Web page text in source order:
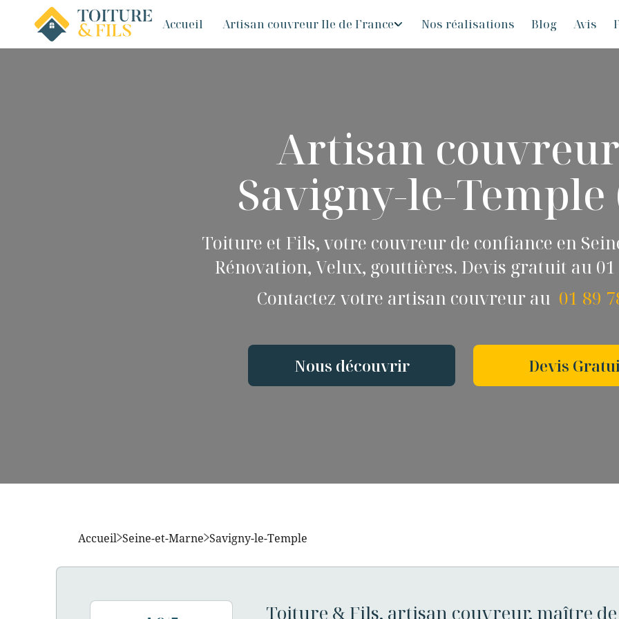
Accueil Artisan couvreur Ile de France Nos réalisations Blog Avis
Artisan
Savigny-le-Temple
Toiture et Fils, votre couvreur de confiance en
Rénovation, Velux, gouttières. Devis gratuit au 01
Contactez votre artisan couvreur au 01 89
Nous découvrir Devis
Accueil Seine-et-Marne Savigny-le-Temple
Toiture & Fils, artisan couvreur, maître